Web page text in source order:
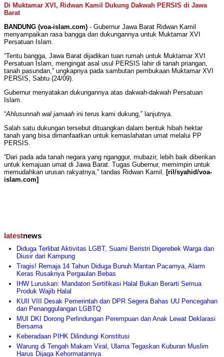
Di Muktamar XVI, Ridwan Kamil Dukung Dakwah PERSIS di Jawa
Barat
BANDUNG (voa-islam.com) - Gubernur Jawa Barat Ridwan Kamil
menyampaikan rasa bangga dan dukungannya untuk Muktamar XVI
Persatuan Islam.
“Tentu bangga, Jawa Barat dijadikan tuan rumah untuk Muktamar XVI
Persatuan Islam, mengingat asal usul PERSIS lahir di tanah priangan,
tanah pasundan,” ungkapnya pada sambutan pembukaan Muktamar XVI
PERSIS, Sabtu (24/09).
Gubernur menyatakan dukungannya atas dakwah-dakwah Persatuan
Islam.
“Ahlusunnah wal jamaah ini terus kami dukung,” lanjutnya.
Salah satu dukungan tersebut dituangkan dalam bentuk hibah hektar
tanah yang bisa dimanfaatkan untuk kemaslahatan umat melalui PP
PERSIS.
“Dari pada ada tanah negara yang nganggur, mubazir, lebih baik diberikan
untuk kemajuan umat di Jawa Barat. Tugas Gubernur, memimpin untuk
memudahkan urusan rakyatnya,” tandas Ridwan Kamil. [ril/syahid/voa-
islam.com]
latestnews
Diduga Terlibat Aktivitas LGBT, Suami Beristri Digerebek Warga dan
Diusir dari Kampung
Tragis! Remaja 14 Tahun Diduga Bunuh Mantan Pacarnya, Alarm
Keras Rusaknya Pergaulan Bebas
IHW Luruskan: Mandatori Sertifikasi Halal Bukan Berarti Semua
Produk Wajib Halal
KUII VIII Desak Pemerintah dan DPR Segera Bahas UU Pencegahan
dan Penanggulangan LGBTQ
MUI DKI Dorong Perlindungan Perempuan dan Anak Lewat Deklarasi
Bersama
Keberadaan PIHK Dilindungi Konstitusi
Warung di Tengah Makam Viral, Ulama Tegaskan Kuburan Muslim
Harus Dijaga Kehormatannya